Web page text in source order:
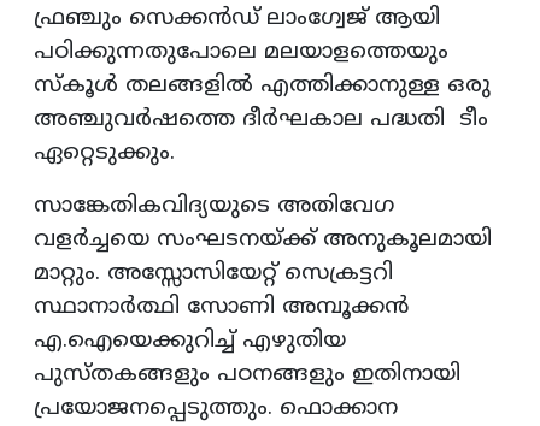
ഫ്രഞ്ചും സെക്കൻഡ് ലാംഗ്വേജ് ആയി
പഠിക്കുന്നതുപോലെ മലയാളത്തെയും
സ്കൂൾ തലങ്ങളിൽ എത്തിക്കാനുള്ള ഒരു
അഞ്ചുവർഷത്തെ ദീർഘകാല പദ്ധതി ടീം
ഏറ്റെടുക്കും.
സാങ്കേതികവിദ്യയുടെ അതിവേഗ
വളർച്ചയെ സംഘടനയ്ക്ക് അനുകൂലമായി
മാറ്റും. അസ്സോസിയേറ്റ് സെക്രട്ടറി
സ്ഥാനാർത്ഥി സോണി അമ്പൂക്കൻ
എ.ഐയെക്കുറിച്ച് എഴുതിയ
പുസ്തകങ്ങളും പഠനങ്ങളും ഇതിനായി
പ്രയോജനപ്പെടുത്തും. ഫൊക്കാന